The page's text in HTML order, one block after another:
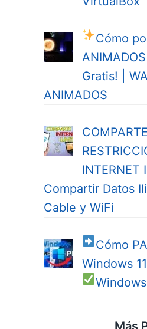
Cómo
Gratis! |
ANIMADOS
INTERNET
Compartir Datos
Cable y WiFi
Cómo
Windows
Más